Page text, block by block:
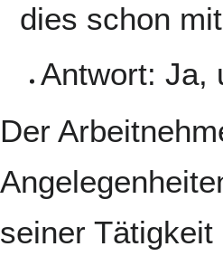
dies schon
Antwort: Ja,
Der
seiner